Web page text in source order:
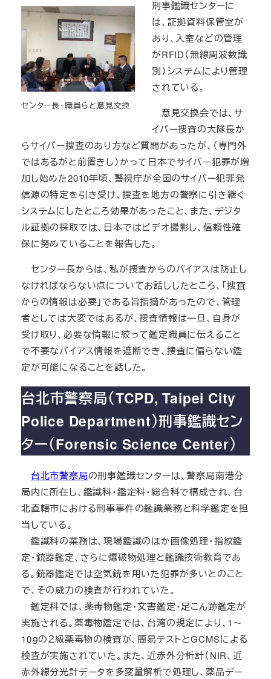
センター長・職員らと意見交換
刑事鑑識センターに
は、証拠資料保管室が
あり、入室などの管理
がRFID（無線周波数識
別）システムにより管理
されている。
意見交換会では、サ
イバー捜査の大隊長か
らサイバー捜査のあり方など質問があったが、（専門外
ではあるがと前置きし）かって日本でサイバー犯罪が増
加し始めた2010年頃、警視庁が全国のサイバー犯罪発
信源の特定を引き受け、捜査を地方の警察に引き継ぐ
システムにしたところ効果があったこと、また、デジタ
ル証拠の採取では、日本ではビデオ撮影し、信頼性確
保に努めていることを報告した。
センター長からは、私が捜査からのバイアスは防止し
なければならない点についてお話ししたところ、「捜査
からの情報は必要」である旨指摘があったので、管理
者としては大変ではあるが、捜査情報は一旦、自身が
受け取り、必要な情報に絞って鑑定職員に伝えること
で不要なバイアス情報を遮断でき、捜査に偏らない鑑
定が可能になることを話した。
台北市警察局（TCPD, Taipei City
Police Department）刑事鑑識セン
ター（Forensic Science Center）
台北市警察局の刑事鑑識センターは、警察局南港分
局内に所在し、鑑識科・鑑定科・総合科で構成され、台
北直轄市における刑事事件の鑑識業務と科学鑑定を担
当している。
鑑識科の業務は、現場鑑識のほか画像処理・指紋鑑
定・銃器鑑定、さらに爆破物処理と鑑識技術教育であ
る。銃器鑑定では空気銃を用いた犯罪が多いとのこと
で、その威力の検査が行われていた。
鑑定科では、薬毒物鑑定・文書鑑定・足こん跡鑑定が
実施される。薬毒物鑑定では、台湾の規定により、1～
10ｇの２級薬毒物の検査が、簡易テストとGCMSによる
検査が実施されていた。また、近赤外分析計（NIR、近
赤外線分光計データを多変量解析で処理し、薬品デー